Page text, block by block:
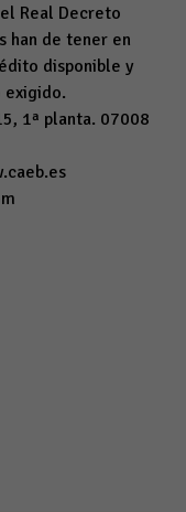
Real Decreto
han de tener en
disponible y
exigido.
1ª planta. 07008